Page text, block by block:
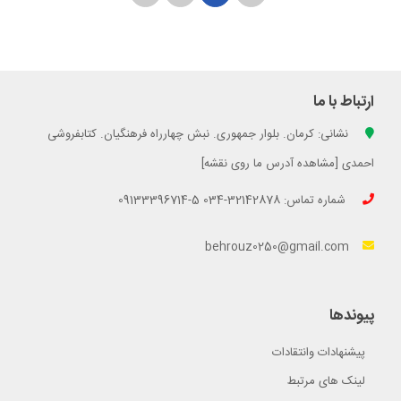
ارتباط با ما
نشانی: کرمان. بلوار جمهوری. نبش چهارراه فرهنگیان. کتابفروشی
احمدی [مشاهده آدرس ما روی نقشه]
شماره تماس: 32142878-034 5-09133396714
behrouz0250@gmail.com
پیوندها
پیشنهادات وانتقادات
لینک های مرتبط